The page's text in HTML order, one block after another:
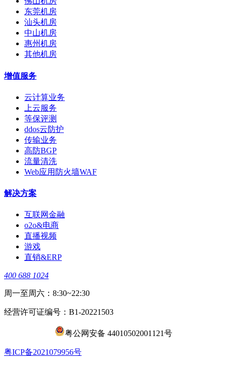
东莞机房
汕头机房
中山机房
惠州机房
其他机房
增值服务
云计算业务
上云服务
等保评测
ddos云防护
传输业务
高防BGP
流量清洗
Web应用防火墙WAF
解决方案
互联网金融
o2o&电商
直播视频
游戏
直销&ERP
400 688 1024
周一至周六：8:30~22:30
经营许可证编号：B1-20221503
粤公网安备 44010502001121号
​粤ICP备2021079956号